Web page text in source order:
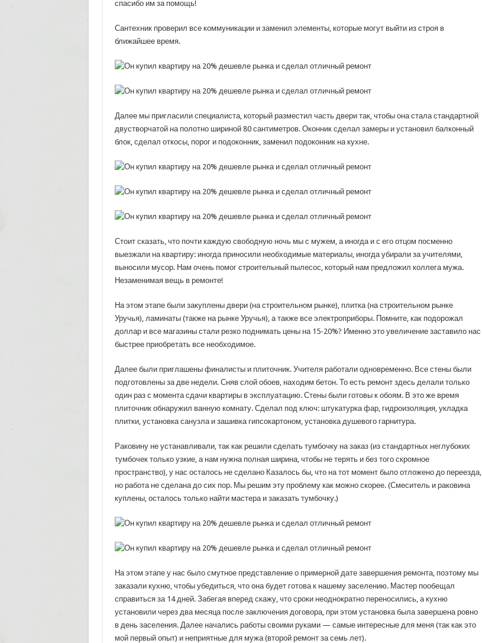
спасибо им за помощь!
Сантехник проверил все коммуникации и заменил элементы, которые могут выйти из строя в
ближайшее время.
Далее мы пригласили специалиста, который разместил часть двери так, чтобы она стала стандартной
двустворчатой ​​на полотно шириной 80 сантиметров. Оконник сделал замеры и установил балконный
блок, сделал откосы, порог и подоконник, заменил подоконник на кухне.
Стоит сказать, что почти каждую свободную ночь мы с мужем, а иногда и с его отцом посменно
выезжали на квартиру: иногда приносили необходимые материалы, иногда убирали за учителями,
выносили мусор. Нам очень помог строительный пылесос, который нам предложил коллега мужа.
Незаменимая вещь в ремонте!
На этом этапе были закуплены двери (на строительном рынке), плитка (на строительном рынке
Уручья), ламинаты (также на рынке Уручья), а также все электроприборы. Помните, как подорожал
доллар и все магазины стали резко поднимать цены на 15-20%? Именно это увеличение заставило нас
быстрее приобретать все необходимое.
Далее были приглашены финалисты и плиточник. Учителя работали одновременно. Все стены были
подготовлены за две недели. Сняв слой обоев, находим бетон. То есть ремонт здесь делали только
один раз с момента сдачи квартиры в эксплуатацию. Стены были готовы к обоям. В это же время
плиточник обнаружил ванную комнату. Сделал под ключ: штукатурка фар, гидроизоляция, укладка
плитки, установка санузла и зашивка гипсокартоном, установка душевого гарнитура.
Раковину не устанавливали, так как решили сделать тумбочку на заказ (из стандартных неглубоких
тумбочек только узкие, а нам нужна полная ширина, чтобы не терять и без того скромное
пространство), у нас осталось не сделано Казалось бы, что на тот момент было отложено до переезда,
но работа не сделана до сих пор. Мы решим эту проблему как можно скорее. (Смеситель и раковина
куплены, осталось только найти мастера и заказать тумбочку.)
На этом этапе у нас было смутное представление о примерной дате завершения ремонта, поэтому мы
заказали кухню, чтобы убедиться, что она будет готова к нашему заселению. Мастер пообещал
справиться за 14 дней. Забегая вперед скажу, что сроки неоднократно переносились, а кухню
установили через два месяца после заключения договора, при этом установка была завершена ровно
в день заселения. Далее начались работы своими руками — самые интересные для меня (так как это
мой первый опыт) и неприятные для мужа (второй ремонт за семь лет).